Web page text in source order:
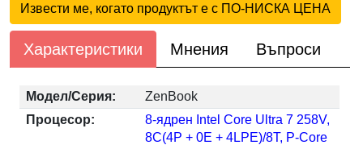
Извести ме, когато продуктът е с ПО-НИСКА ЦЕНА
Характеристики Мнения Въпроси
Модел/Серия:
ZenBook
Процесор:
8-ядрен Intel Core Ultra 7 258V,
8C(4P + 0E + 4LPE)/8T, P-Core